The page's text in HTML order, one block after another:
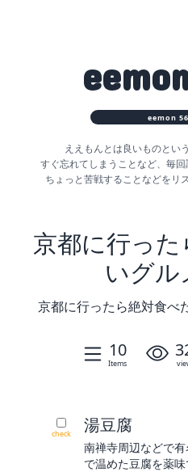
eemon
ええもんとは良いものとい
すぐ忘れてしまうことなど、 毎回
ちょっと苦戦することなどをリ
京都に行っ
いグル
京都に行ったら絶対食べ
10
Items
check 湯豆腐
南禅寺周辺などで
で温めた豆腐を薬味